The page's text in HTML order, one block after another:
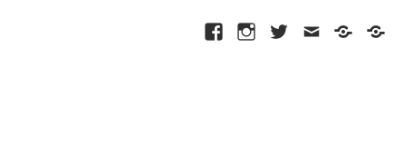
FacebookInstagramTwitter
メ
プ
site-